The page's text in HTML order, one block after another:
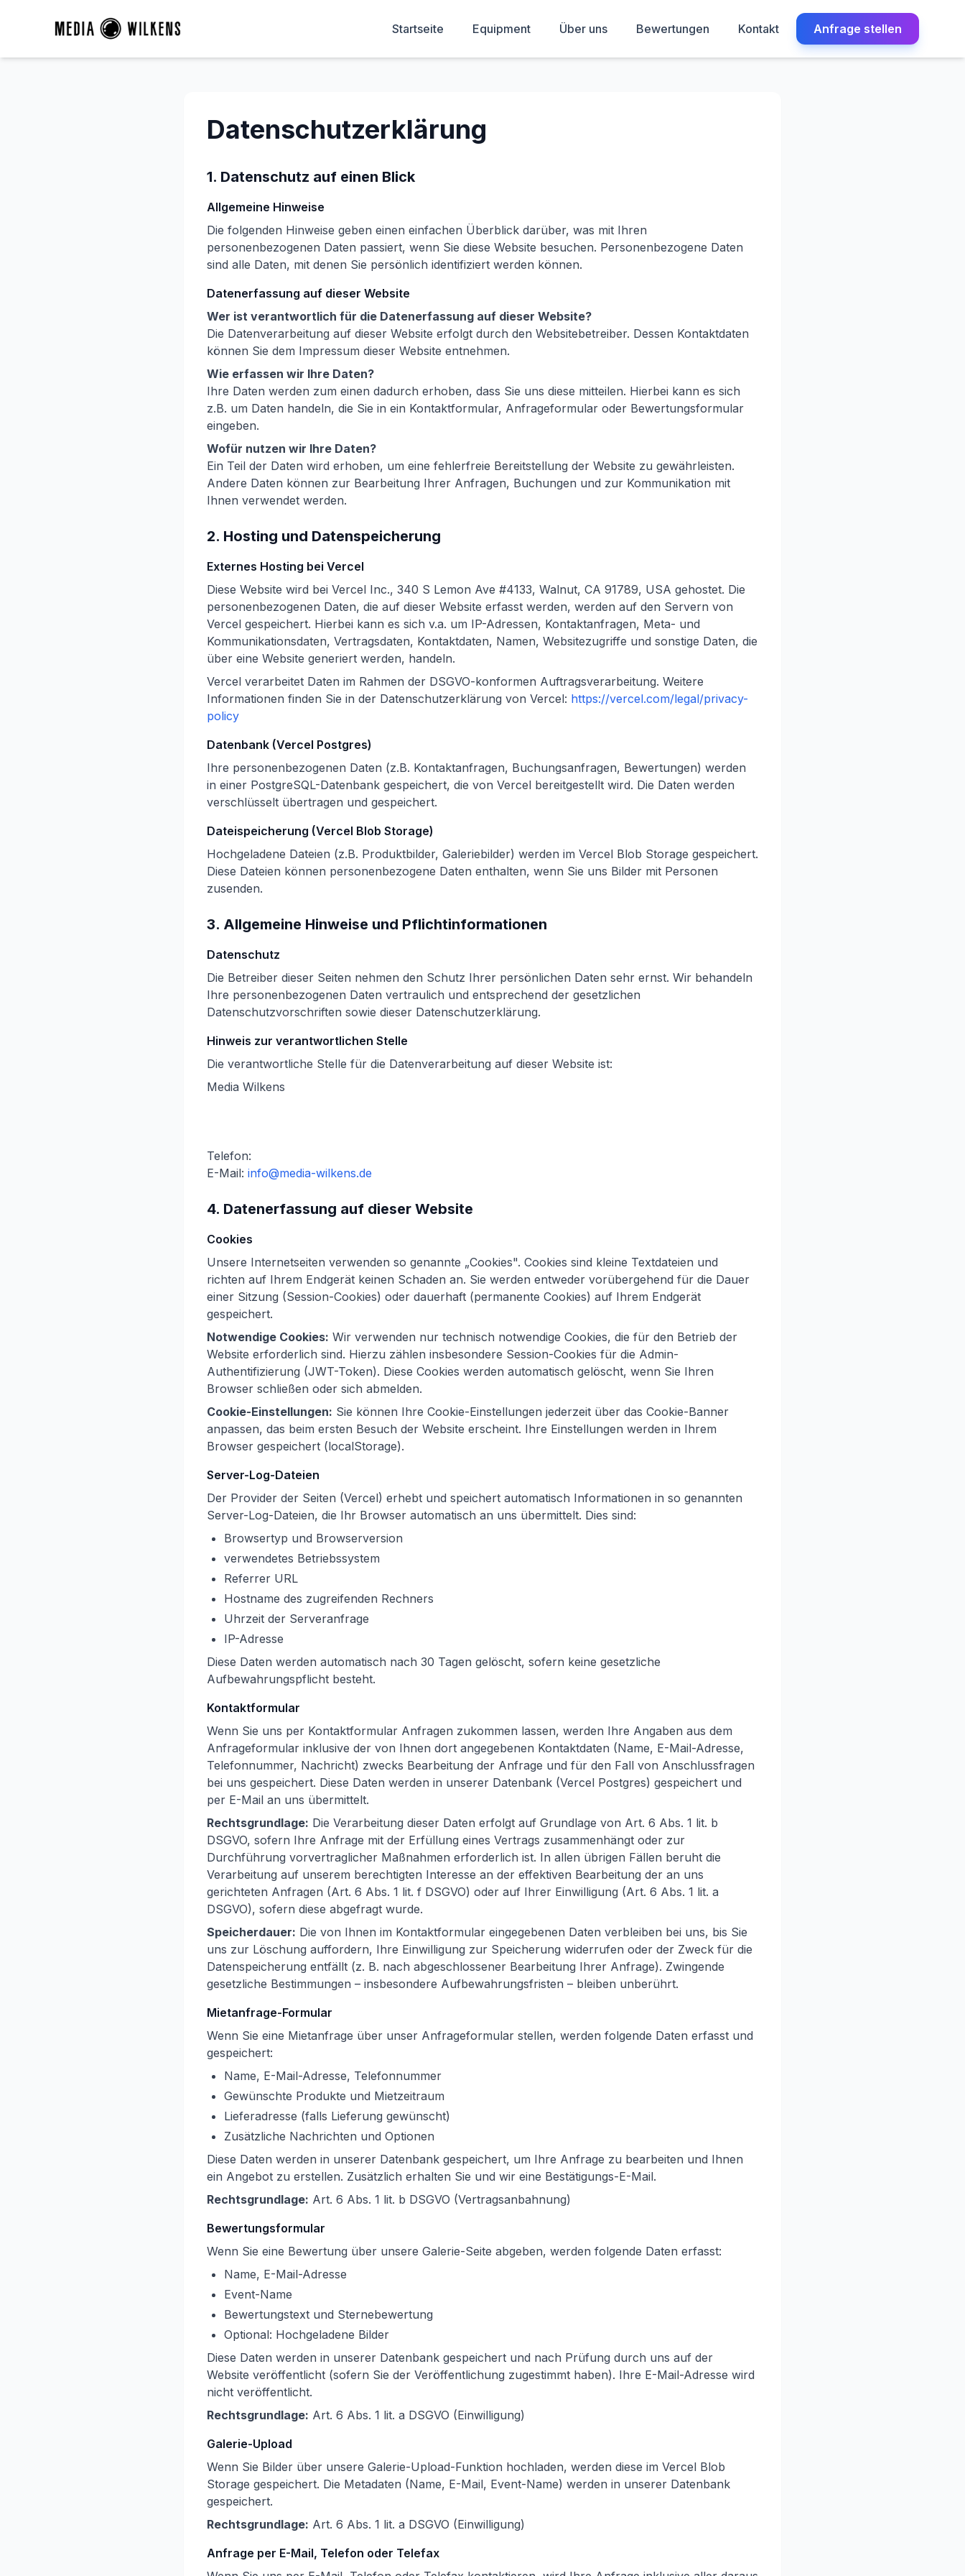
Startseite Equipment Über uns Bewertungen Kontakt Anfrage stellen
Datenschutzerklärung
1. Datenschutz auf einen Blick
Allgemeine Hinweise
Die folgenden Hinweise geben einen einfachen Überblick darüber, was mit Ihren
personenbezogenen Daten passiert, wenn Sie diese Website besuchen. Personenbezogene Daten
sind alle Daten, mit denen Sie persönlich identifiziert werden können.
Datenerfassung auf dieser Website
Wer ist verantwortlich für die Datenerfassung auf dieser Website?
Die Datenverarbeitung auf dieser Website erfolgt durch den Websitebetreiber. Dessen Kontaktdaten
können Sie dem Impressum dieser Website entnehmen.
Wie erfassen wir Ihre Daten?
Ihre Daten werden zum einen dadurch erhoben, dass Sie uns diese mitteilen. Hierbei kann es sich
z.B. um Daten handeln, die Sie in ein Kontaktformular, Anfrageformular oder Bewertungsformular
eingeben.
Wofür nutzen wir Ihre Daten?
Ein Teil der Daten wird erhoben, um eine fehlerfreie Bereitstellung der Website zu gewährleisten.
Andere Daten können zur Bearbeitung Ihrer Anfragen, Buchungen und zur Kommunikation mit
Ihnen verwendet werden.
2. Hosting und Datenspeicherung
Externes Hosting bei Vercel
Diese Website wird bei Vercel Inc., 340 S Lemon Ave #4133, Walnut, CA 91789, USA gehostet. Die
personenbezogenen Daten, die auf dieser Website erfasst werden, werden auf den Servern von
Vercel gespeichert. Hierbei kann es sich v.a. um IP-Adressen, Kontaktanfragen, Meta- und
Kommunikationsdaten, Vertragsdaten, Kontaktdaten, Namen, Websitezugriffe und sonstige Daten, die
über eine Website generiert werden, handeln.
Vercel verarbeitet Daten im Rahmen der DSGVO-konformen Auftragsverarbeitung. Weitere
Informationen finden Sie in der Datenschutzerklärung von Vercel: https://vercel.com/legal/privacy-
policy
Datenbank (Vercel Postgres)
Ihre personenbezogenen Daten (z.B. Kontaktanfragen, Buchungsanfragen, Bewertungen) werden
in einer PostgreSQL-Datenbank gespeichert, die von Vercel bereitgestellt wird. Die Daten werden
verschlüsselt übertragen und gespeichert.
Dateispeicherung (Vercel Blob Storage)
Hochgeladene Dateien (z.B. Produktbilder, Galeriebilder) werden im Vercel Blob Storage gespeichert.
Diese Dateien können personenbezogene Daten enthalten, wenn Sie uns Bilder mit Personen
zusenden.
3. Allgemeine Hinweise und Pflichtinformationen
Datenschutz
Die Betreiber dieser Seiten nehmen den Schutz Ihrer persönlichen Daten sehr ernst. Wir behandeln
Ihre personenbezogenen Daten vertraulich und entsprechend der gesetzlichen
Datenschutzvorschriften sowie dieser Datenschutzerklärung.
Hinweis zur verantwortlichen Stelle
Die verantwortliche Stelle für die Datenverarbeitung auf dieser Website ist:
Media Wilkens
Telefon:
E-Mail: info@media-wilkens.de
4. Datenerfassung auf dieser Website
Cookies
Unsere Internetseiten verwenden so genannte „Cookies". Cookies sind kleine Textdateien und
richten auf Ihrem Endgerät keinen Schaden an. Sie werden entweder vorübergehend für die Dauer
einer Sitzung (Session-Cookies) oder dauerhaft (permanente Cookies) auf Ihrem Endgerät
gespeichert.
Notwendige Cookies: Wir verwenden nur technisch notwendige Cookies, die für den Betrieb der
Website erforderlich sind. Hierzu zählen insbesondere Session-Cookies für die Admin-
Authentifizierung (JWT-Token). Diese Cookies werden automatisch gelöscht, wenn Sie Ihren
Browser schließen oder sich abmelden.
Cookie-Einstellungen: Sie können Ihre Cookie-Einstellungen jederzeit über das Cookie-Banner
anpassen, das beim ersten Besuch der Website erscheint. Ihre Einstellungen werden in Ihrem
Browser gespeichert (localStorage).
Server-Log-Dateien
Der Provider der Seiten (Vercel) erhebt und speichert automatisch Informationen in so genannten
Server-Log-Dateien, die Ihr Browser automatisch an uns übermittelt. Dies sind:
Browsertyp und Browserversion
verwendetes Betriebssystem
Referrer URL
Hostname des zugreifenden Rechners
Uhrzeit der Serveranfrage
IP-Adresse
Diese Daten werden automatisch nach 30 Tagen gelöscht, sofern keine gesetzliche
Aufbewahrungspflicht besteht.
Kontaktformular
Wenn Sie uns per Kontaktformular Anfragen zukommen lassen, werden Ihre Angaben aus dem
Anfrageformular inklusive der von Ihnen dort angegebenen Kontaktdaten (Name, E-Mail-Adresse,
Telefonnummer, Nachricht) zwecks Bearbeitung der Anfrage und für den Fall von Anschlussfragen
bei uns gespeichert. Diese Daten werden in unserer Datenbank (Vercel Postgres) gespeichert und
per E-Mail an uns übermittelt.
Rechtsgrundlage: Die Verarbeitung dieser Daten erfolgt auf Grundlage von Art. 6 Abs. 1 lit. b
DSGVO, sofern Ihre Anfrage mit der Erfüllung eines Vertrags zusammenhängt oder zur
Durchführung vorvertraglicher Maßnahmen erforderlich ist. In allen übrigen Fällen beruht die
Verarbeitung auf unserem berechtigten Interesse an der effektiven Bearbeitung der an uns
gerichteten Anfragen (Art. 6 Abs. 1 lit. f DSGVO) oder auf Ihrer Einwilligung (Art. 6 Abs. 1 lit. a
DSGVO), sofern diese abgefragt wurde.
Speicherdauer: Die von Ihnen im Kontaktformular eingegebenen Daten verbleiben bei uns, bis Sie
uns zur Löschung auffordern, Ihre Einwilligung zur Speicherung widerrufen oder der Zweck für die
Datenspeicherung entfällt (z. B. nach abgeschlossener Bearbeitung Ihrer Anfrage). Zwingende
gesetzliche Bestimmungen – insbesondere Aufbewahrungsfristen – bleiben unberührt.
Mietanfrage-Formular
Wenn Sie eine Mietanfrage über unser Anfrageformular stellen, werden folgende Daten erfasst und
gespeichert:
Name, E-Mail-Adresse, Telefonnummer
Gewünschte Produkte und Mietzeitraum
Lieferadresse (falls Lieferung gewünscht)
Zusätzliche Nachrichten und Optionen
Diese Daten werden in unserer Datenbank gespeichert, um Ihre Anfrage zu bearbeiten und Ihnen
ein Angebot zu erstellen. Zusätzlich erhalten Sie und wir eine Bestätigungs-E-Mail.
Rechtsgrundlage: Art. 6 Abs. 1 lit. b DSGVO (Vertragsanbahnung)
Bewertungsformular
Wenn Sie eine Bewertung über unsere Galerie-Seite abgeben, werden folgende Daten erfasst:
Name, E-Mail-Adresse
Event-Name
Bewertungstext und Sternebewertung
Optional: Hochgeladene Bilder
Diese Daten werden in unserer Datenbank gespeichert und nach Prüfung durch uns auf der
Website veröffentlicht (sofern Sie der Veröffentlichung zugestimmt haben). Ihre E-Mail-Adresse wird
nicht veröffentlicht.
Rechtsgrundlage: Art. 6 Abs. 1 lit. a DSGVO (Einwilligung)
Galerie-Upload
Wenn Sie Bilder über unsere Galerie-Upload-Funktion hochladen, werden diese im Vercel Blob
Storage gespeichert. Die Metadaten (Name, E-Mail, Event-Name) werden in unserer Datenbank
gespeichert.
Rechtsgrundlage: Art. 6 Abs. 1 lit. a DSGVO (Einwilligung)
Anfrage per E-Mail, Telefon oder Telefax